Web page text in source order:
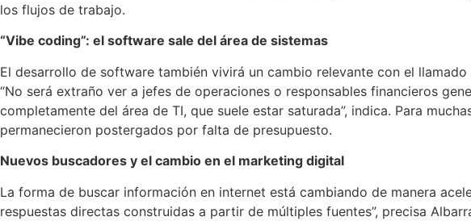
los flujos de trabajo.
“Vibe coding”: el software sale del área de sistemas
El desarrollo de software también vivirá un cambio relevante con el
“No será extraño ver a jefes de operaciones o responsables financieros
completamente del área de TI, que suele estar saturada”, indica. Para
permanecieron postergados por falta de presupuesto.
Nuevos buscadores y el cambio en el marketing digital
La forma de buscar información en internet está cambiando de manera
respuestas directas construidas a partir de múltiples fuentes”, precisa